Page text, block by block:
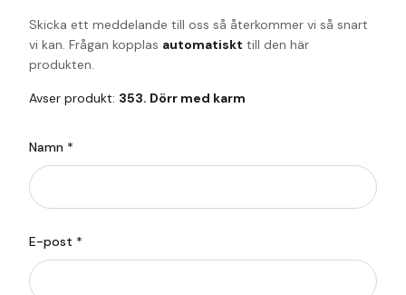
Skicka ett meddelande till oss så återkommer vi så snart
vi kan. Frågan kopplas automatiskt till den här
produkten.
Avser produkt: 353. Dörr med karm
Namn *
E-post *